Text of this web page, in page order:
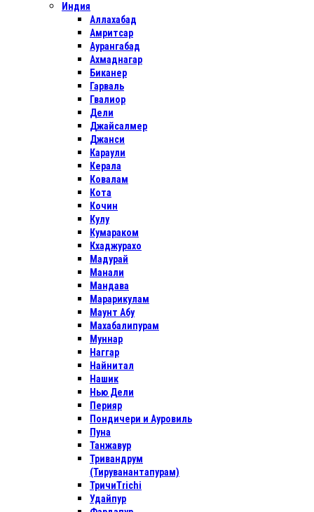
Индия
Аллахабад
Амритсар
Аурангабад
Ахмаднагар
Биканер
Гарваль
Гвалиор
Дели
Джайсалмер
Джанси
Караули
Керала
Ковалам
Кота
Кочин
Кулу
Кумараком
Кхаджурахо
Мадурай
Манали
Мандава
Марарикулам
Маунт Абу
Махабалипурам
Муннар
Наггар
Найнитал
Нашик
Нью Дели
Перияр
Пондичери и Ауровиль
Пуна
Танжавур
Тривандрум
(Тируванантапурам)
ТричиTrichi
Удайпур